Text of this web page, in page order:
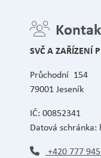
SVČ A ZAŘÍZENÍ
Průchodní 154
79001 Jeseník
IČ: 00852341
Datová schránka:
+420 777